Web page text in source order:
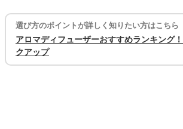
選び方のポイントが詳しく知りたい方はこちら
アロマディフューザーおすすめランキング
クアップ